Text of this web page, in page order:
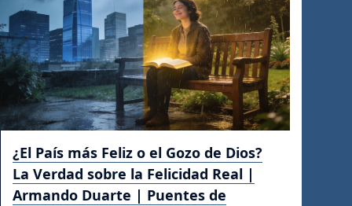
¿El País más Feliz o el Gozo de Dios?
La Verdad sobre la Felicidad Real |
Armando Duarte | Puentes de